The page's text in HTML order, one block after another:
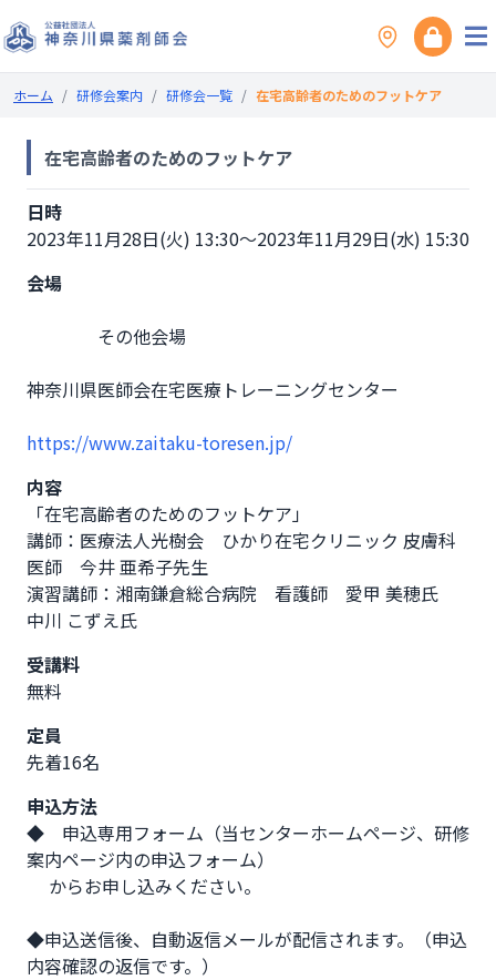
ホーム / 研修会案内 / 研修会一覧 / 在宅高齢者のためのフットケア
在宅高齢者のためのフットケア
日時
2023年11月28日(火) 13:30～2023年11月29日(水) 15:30
会場
神奈川県医師会在宅医療トレーニングセンター
https://www.zaitaku-toresen.jp/
内容
「在宅高齢者のためのフットケア」
講師：医療法人光樹会　ひかり在宅クリニック 皮膚科
医師　今井 亜希子先生
演習講師：湘南鎌倉総合病院　看護師　愛甲 美穂氏
中川 こずえ氏
受講料
無料
定員
先着16名
申込方法
◆　申込専用フォーム（当センターホームページ、研修
案内ページ内の申込フォーム）
からお申し込みください。
◆申込送信後、自動返信メールが配信されます。（申込
内容確認の返信です。）